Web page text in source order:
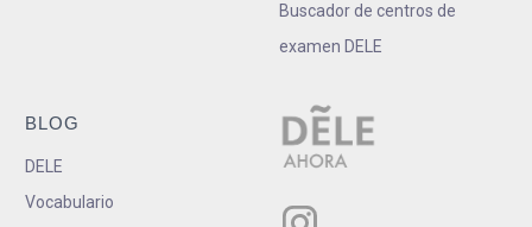
Buscador de centros de
examen DELE
BLOG
DELE
Vocabulario